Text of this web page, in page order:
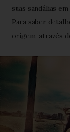
suas sandálias em
Para saber
origem, através